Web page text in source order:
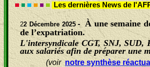
Les dernières News de
22 Décembre 2025 - À une semaine
de l’expatriation.
L'intersyndicale CGT, SNJ, SUD,
aux salariés afin de préparer une
(voirnotre synthèse